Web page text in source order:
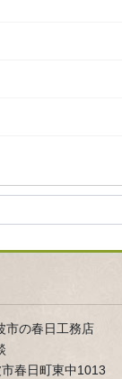
の春日工務店
春日町東中1013